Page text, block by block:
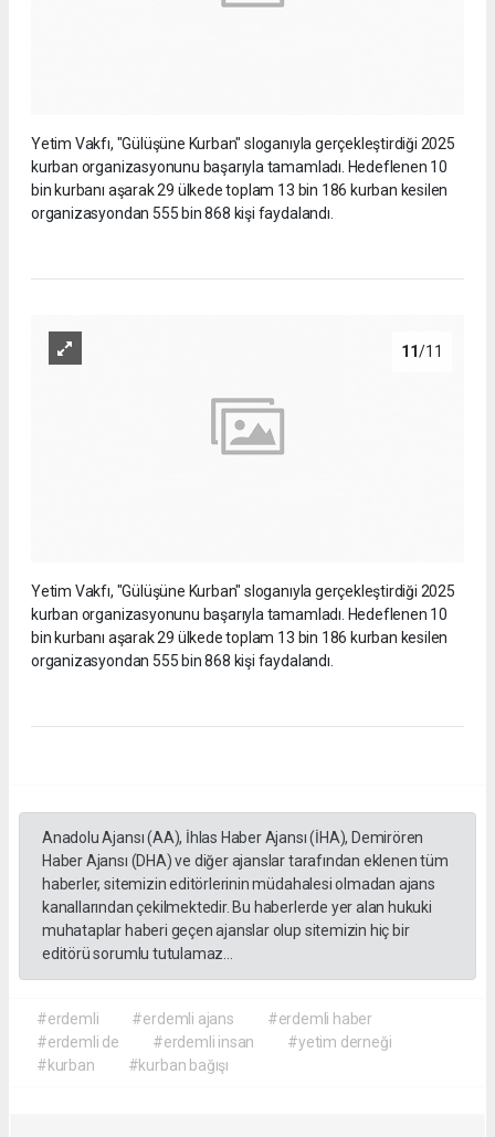
Yetim Vakfı, "Gülüşüne Kurban" sloganıyla gerçekleştirdiği 2025
kurban organizasyonunu başarıyla tamamladı. Hedeflenen 10
bin kurbanı aşarak 29 ülkede toplam 13 bin 186 kurban kesilen
organizasyondan 555 bin 868 kişi faydalandı.
11/11
Yetim Vakfı, "Gülüşüne Kurban" sloganıyla gerçekleştirdiği 2025
kurban organizasyonunu başarıyla tamamladı. Hedeflenen 10
bin kurbanı aşarak 29 ülkede toplam 13 bin 186 kurban kesilen
organizasyondan 555 bin 868 kişi faydalandı.
Anadolu Ajansı (AA), İhlas Haber Ajansı (İHA), Demirören
Haber Ajansı (DHA) ve diğer ajanslar tarafından eklenen tüm
haberler, sitemizin editörlerinin müdahalesi olmadan ajans
kanallarından çekilmektedir. Bu haberlerde yer alan hukuki
muhataplar haberi geçen ajanslar olup sitemizin hiç bir
editörü sorumlu tutulamaz...
#erdemli #erdemli ajans
#erdemli haber
#erdemli de
#erdemli insan
#yetim derneği
#kurban
#kurban bağışı